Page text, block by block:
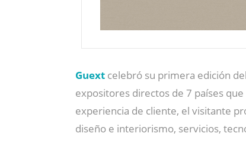
Guext celebró su primera edición
expositores directos de 7 países
experiencia de cliente, el visitante
diseño e interiorismo, servicios,